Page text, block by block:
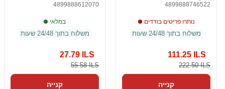
4899888612070
במלאי
משלוח בתוך 24/48 שעות
27.79 ILS
55.58 ILS
קנייה
4899888746522
נותרו פריטים בודדים
משלוח בתוך 24/48 שעות
111.25 ILS
222.50 ILS
קנייה